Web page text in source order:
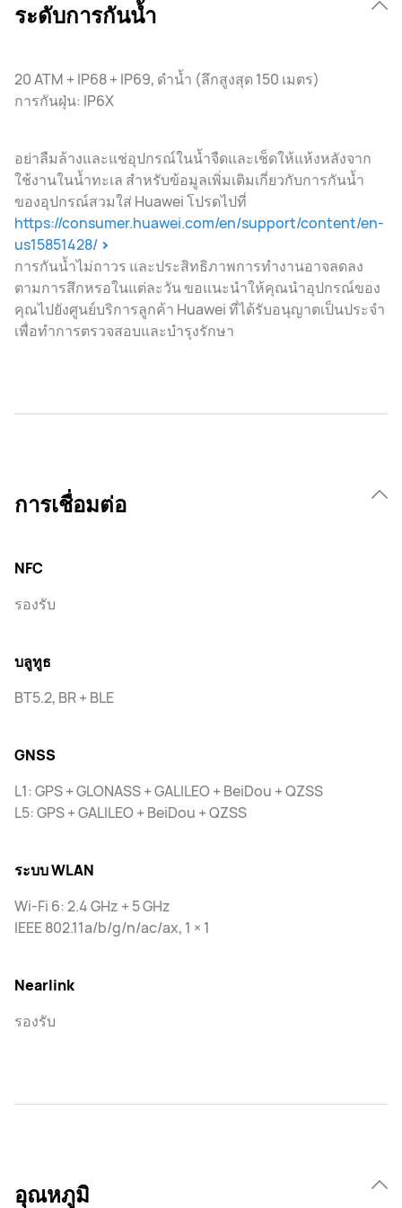
ระดับการกันน้ำ
20 ATM + IP68 + IP69, ดําน้ำ (ลึกสูงสุด 150 เมตร)
การกันฝุ่น: IP6X
อย่าลืมล้างและแช่อุปกรณ์ในน้ำจืดและเช็ดให้แห้งหลังจาก
ใช้งานในน้ำทะเล สําหรับข้อมูลเพิ่มเติมเกี่ยวกับการกันน้ำ
ของอุปกรณ์สวมใส่ Huawei โปรดไปที่
https://consumer.huawei.com/en/support/content/en-
us15851428/
การกันน้ำไม่ถาวร และประสิทธิภาพการทํางานอาจลดลง
ตามการสึกหรอในแต่ละวัน ขอแนะนําให้คุณนําอุปกรณ์ของ
คุณไปยังศูนย์บริการลูกค้า Huawei ที่ได้รับอนุญาตเป็นประจํา
เพื่อทําการตรวจสอบและบํารุงรักษา
การเชื่อมต่อ
NFC
รองรับ
บลูทูธ
BT5.2, BR + BLE
GNSS
L1: GPS + GLONASS + GALILEO + BeiDou + QZSS
L5: GPS + GALILEO + BeiDou + QZSS
ระบบ WLAN
Wi-Fi 6: 2.4 GHz + 5 GHz
IEEE 802.11a/b/g/n/ac/ax, 1 × 1
Nearlink
รองรับ
อุณหภูมิ